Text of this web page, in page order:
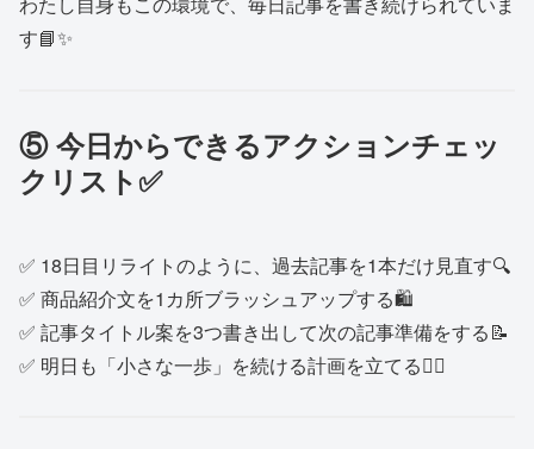
す📘✨
⑤ 今日からできるアクションチェッ
クリスト✅
✅ 18日目リライトのように、過去記事を1本だけ見直す🔍
✅ 商品紹介文を1カ所ブラッシュアップする🛍
✅ 記事タイトル案を3つ書き出して次の記事準備をする📝
✅ 明日も「小さな一歩」を続ける計画を立てる🚶‍♂️